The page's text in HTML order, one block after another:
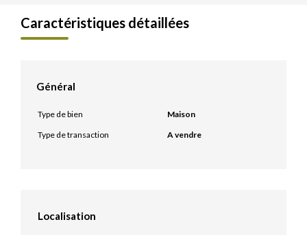
Caractéristiques détaillées
Général
Type de bien
Maison
Type de transaction
A vendre
Localisation